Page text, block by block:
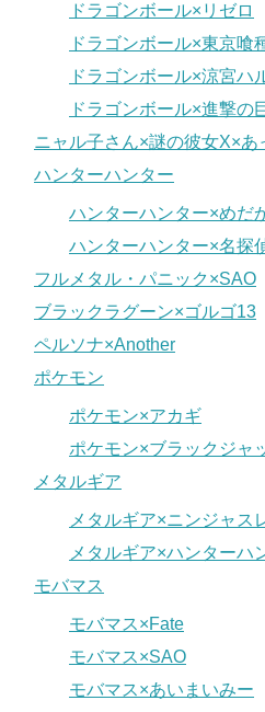
ドラゴンボール×リゼロ
ドラゴンボール×東京喰
ドラゴンボール×涼宮ハ
ドラゴンボール×進撃の
ニャル子さん×謎の彼女X×あ
ハンターハンター
ハンターハンター×めだ
ハンターハンター×名探
フルメタル・パニック×SAO
ブラックラグーン×ゴルゴ13
ペルソナ×Another
ポケモン
ポケモン×アカギ
ポケモン×ブラックジャ
メタルギア
メタルギア×ニンジャス
メタルギア×ハンターハ
モバマス
モバマス×Fate
モバマス×SAO
モバマス×あいまいみー